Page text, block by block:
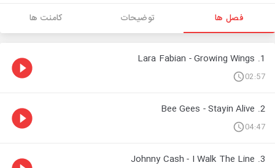
فصل ها توضیحات کامنت ها
1. Lara Fabian - Growing Wings
02:57
2. Bee Gees - Stayin Alive
04:47
3. Johnny Cash - I Walk The Line